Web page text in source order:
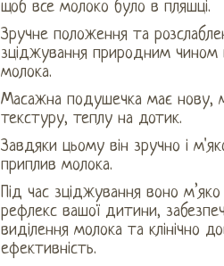
щоб все молоко було в пляшці.
Зручне положення та
зціджування природним чином
молока.
Масажна подушечка має нову,
текстуру, теплу на дотик.
Завдяки цьому він зручно і
приплив молока.
Під час зціджування воно
рефлекс вашої дитини,
виділення молока та клінічно
ефективність.